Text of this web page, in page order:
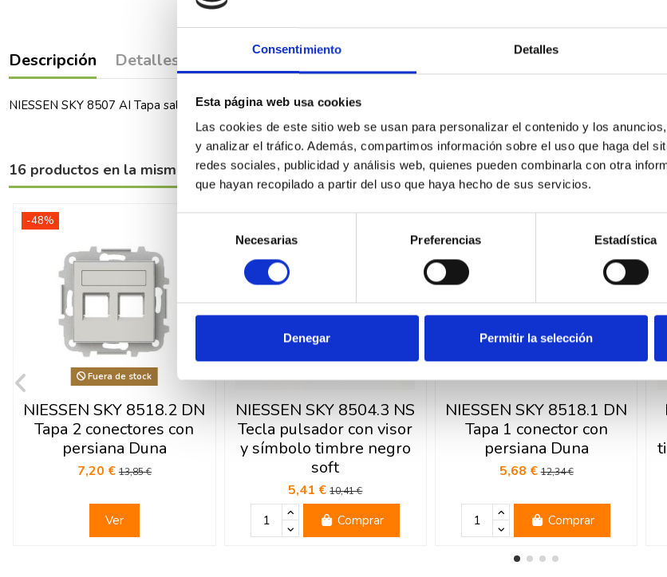
Consentimiento Detalles
Esta página web usa cookies
Las cookies de este sitio web se usan para personalizar el contenido y los
y analizar el tráfico. Además, compartimos información sobre el uso que haga del
redes sociales, publicidad y análisis web, quienes pueden combinarla con otra
que hayan recopilado a partir del uso que haya hecho de sus servicios.
consentimiento
Necesarias Preferencias Estadística
Denegar Permitir la selección
Descripción Detalles del producto Comentarios
NIESSEN SKY 8507 AI Tapa salida cable/pulsador tirador Sky acero inoxidable
16 productos en la misma categoría:
-48%
Fuera de stock
NIESSEN SKY 8518.2 DN
Tapa 2 conectores con
persiana Duna
7,20 € 13,85 €
Ver
NIESSEN SKY 8504.3 NS
Tecla pulsador con visor
y símbolo timbre negro
soft
5,41 €10,41 €
Comprar
NIESSEN SKY 8518.1 DN
Tapa 1 conector con
persiana Duna
5,68 €12,34 €
Comprar